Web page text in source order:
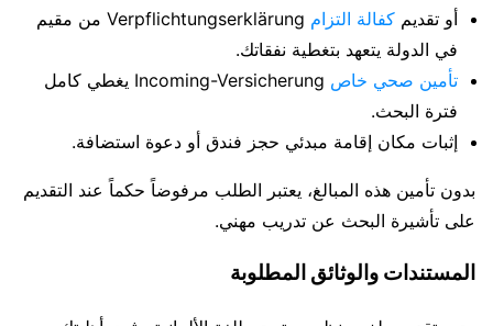
أو تقديم كفالة التزام
Verpflichtungserklärung من مقيم
في الدولة يتعهد بتغطية نفقاتك.
تأمين صحي خاص
Incoming-Versicherung يغطي كامل
فترة البحث.
إثبات مكان إقامة مبدئي حجز فندق أو دعوة استضافة.
بدون تأمين هذه المبالغ، يعتبر الطلب مرفوضاً حكماً عند التقديم
على تأشيرة البحث عن تدريب مهني.
المستندات والوثائق المطلوبة